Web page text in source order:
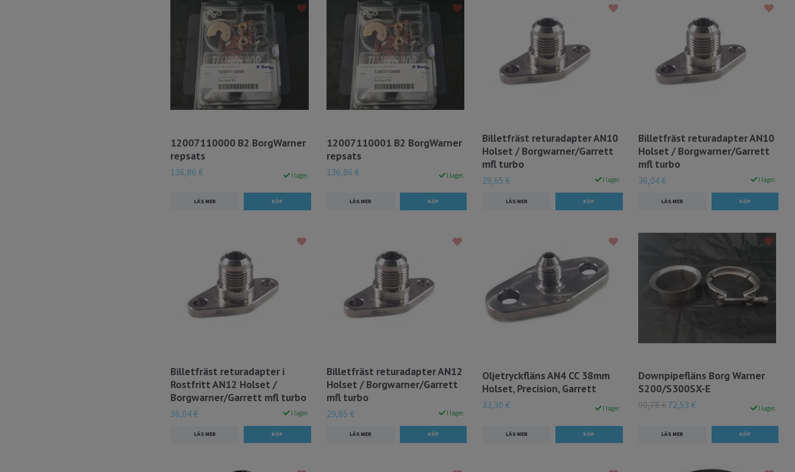
12007110000 B2 BorgWarner
repsats
136,86 € I lager.
LÄS MER
12007110001 B2 BorgWarner
repsats
136,86 € I lager.
LÄS MER
Billetfräst returadapter AN10
Holset / Borgwarner/Garrett
mfl turbo
29,65 € I lager.
LÄS MER
Billetfräst returadapter AN10
Holset / Borgwarner/Garrett
mfl turbo
36,04 € I lager.
LÄS MER
Billetfräst returadapter i
Rostfritt AN12 Holset /
Borgwarner/Garrett mfl turbo
36,04 € I lager.
LÄS MER
Billetfräst returadapter AN12
Holset / Borgwarner/Garrett
mfl turbo
29,65 € I lager.
LÄS MER
Oljetryckfläns AN4 CC 38mm
Holset, Precision, Garrett
33,30 € I lager.
LÄS MER
Downpipefläns Borg Warner
S200/S300SX-E
90,78 € 72,53 € I lager.
LÄS MER